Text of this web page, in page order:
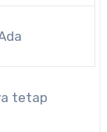
tetap